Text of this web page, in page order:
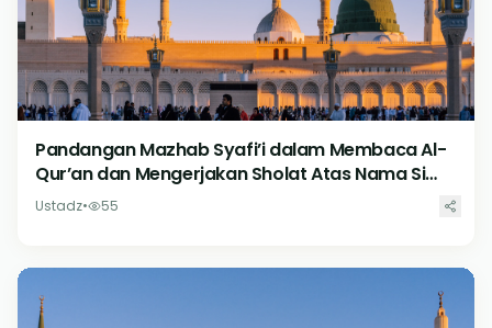
Pandangan Mazhab Syafi’i dalam Membaca Al-
Qur’an dan Mengerjakan Sholat Atas Nama Si
Mayit
Ustadz• 55